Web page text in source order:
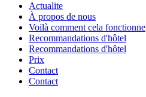
Actualite
À propos de nous
Voilà comment cela fonctionne
Recommandations d'hôtel
Recommandations d'hôtel
Prix
Contact
Contact